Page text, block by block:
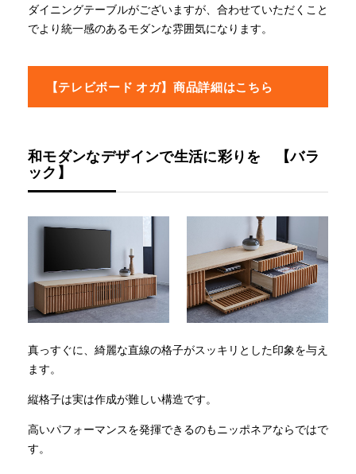
ダイニングテーブルがございますが、合わせていただくこと
でより統一感のあるモダンな雰囲気になります。
【テレビボード オガ】商品詳細はこちら
和モダンなデザインで生活に彩りを 【バラ
ック】
真っすぐに、綺麗な直線の格子がスッキリとした印象を与え
ます。
縦格子は実は作成が難しい構造です。
高いパフォーマンスを発揮できるのもニッポネアならではで
す。